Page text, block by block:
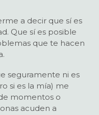
a decir que sí es
Que sí es posible
que te hacen
seguramente ni es
si es la mía) me
momentos o
acuden a